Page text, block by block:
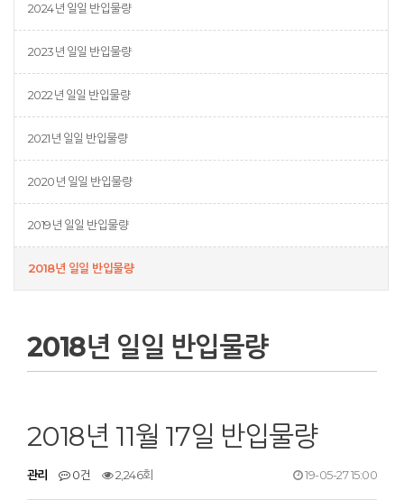
2024년 일일 반입물량
2023년 일일 반입물량
2022년 일일 반입물량
2021년 일일 반입물량
2020년 일일 반입물량
2019년 일일 반입물량
2018년 일일 반입물량
2018년 일일 반입물량
2018년 11월 17일 반입물량
관리 0건 2,246회 19-05-27 15:00